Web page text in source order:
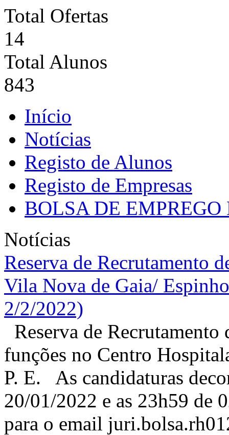
Total Ofertas
14
Total Alunos
843
Início
Notícias
Registo de Alunos
Registo de Empresas
BOLSA DE EMPREGO
Notícias
Reserva de Recrutamento
Vila Nova de Gaia/
2/2/2022)
Reserva de
funções no Centro
P. E. As candidaturas
20/01/2022 e as 23h59 de
para o email